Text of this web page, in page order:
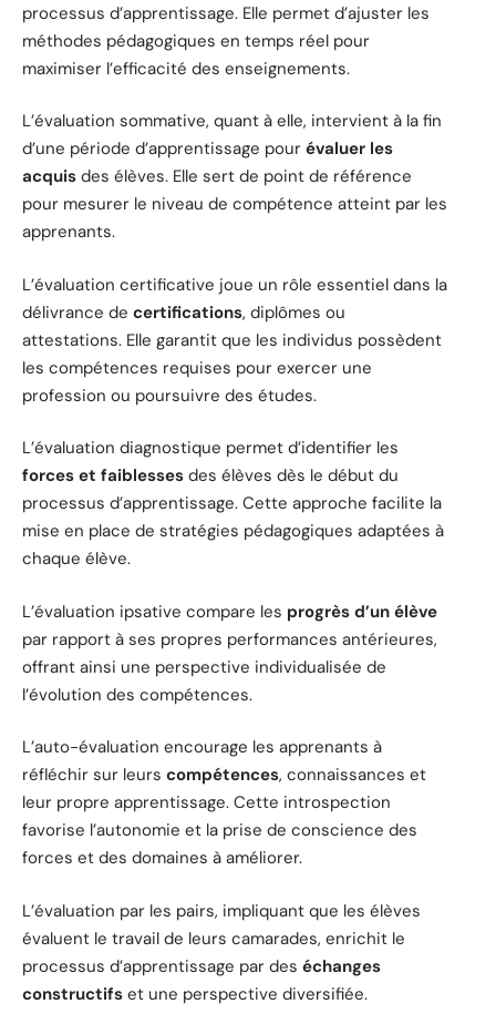
processus d’apprentissage. Elle permet d’ajuster les
méthodes pédagogiques en temps réel pour
maximiser l’efficacité des enseignements.
L’évaluation sommative, quant à elle, intervient à la fin
d’une période d’apprentissage pour évaluer les
acquis des élèves. Elle sert de point de référence
pour mesurer le niveau de compétence atteint par les
apprenants.
L’évaluation certificative joue un rôle essentiel dans la
délivrance de certifications, diplômes ou
attestations. Elle garantit que les individus possèdent
les compétences requises pour exercer une
profession ou poursuivre des études.
L’évaluation diagnostique permet d’identifier les
forces et faiblesses des élèves dès le début du
processus d’apprentissage. Cette approche facilite la
mise en place de stratégies pédagogiques adaptées à
chaque élève.
L’évaluation ipsative compare les progrès d’un élève
par rapport à ses propres performances antérieures,
offrant ainsi une perspective individualisée de
l’évolution des compétences.
L’auto-évaluation encourage les apprenants à
réfléchir sur leurs compétences, connaissances et
leur propre apprentissage. Cette introspection
favorise l’autonomie et la prise de conscience des
forces et des domaines à améliorer.
L’évaluation par les pairs, impliquant que les élèves
évaluent le travail de leurs camarades, enrichit le
processus d’apprentissage par des échanges
constructifs et une perspective diversifiée.